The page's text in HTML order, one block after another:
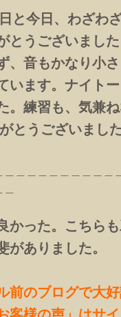
と今日、わざわ
とうございまし
、音もかなり小
います。ナイト
。練習も、気兼
とうございました
かった。こちら
がありました。
前のブログで大